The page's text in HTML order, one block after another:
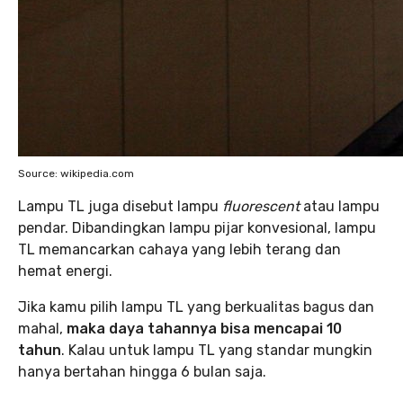
Source: wikipedia.com
Lampu TL juga disebut lampu fluorescentatau lampu
pendar. Dibandingkan lampu pijar konvesional, lampu
TL memancarkan cahaya yang lebih terang dan
hemat energi.
Jika kamu pilih lampu TL yang berkualitas bagus dan
mahal, maka daya tahannya bisa mencapai 10
tahun. Kalau untuk lampu TL yang standar mungkin
hanya bertahan hingga 6 bulan saja.